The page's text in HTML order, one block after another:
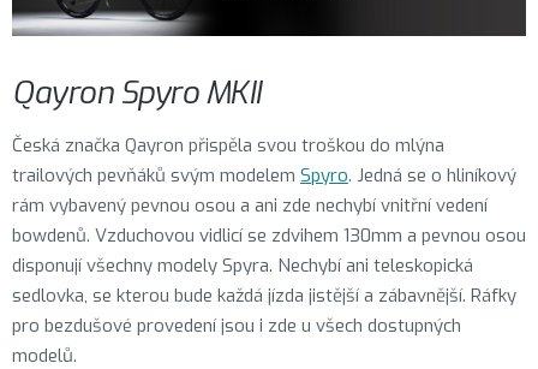
Qayron Spyro MKII
Česká značka Qayron přispěla svou troškou do mlýna
trailových pevňáků svým modelem Spyro. Jedná se o hliníkový
rám vybavený pevnou osou a ani zde nechybí vnitřní vedení
bowdenů. Vzduchovou vidlicí se zdvihem 130mm a pevnou osou
disponují všechny modely Spyra. Nechybí ani teleskopická
sedlovka, se kterou bude každá jízda jistější a zábavnější. Ráfky
pro bezdušové provedení jsou i zde u všech dostupných
modelů.